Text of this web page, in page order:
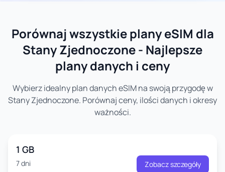
Porównaj wszystkie plany eSIM dla
Stany Zjednoczone - Najlepsze
plany danych i ceny
Wybierz idealny plan danych eSIM na swoją przygodę w
Stany Zjednoczone. Porównaj ceny, ilości danych i okresy
ważności.
1 GB
7 dni Zobacz szczegóły